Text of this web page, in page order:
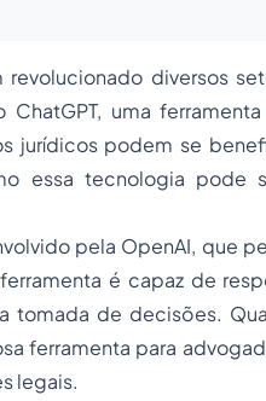
diversos
uma
jurídicos podem se
essa tecnologia pode
pela OpenAI, que
é capaz de
tomada de decisões.
ferramenta para
legais.